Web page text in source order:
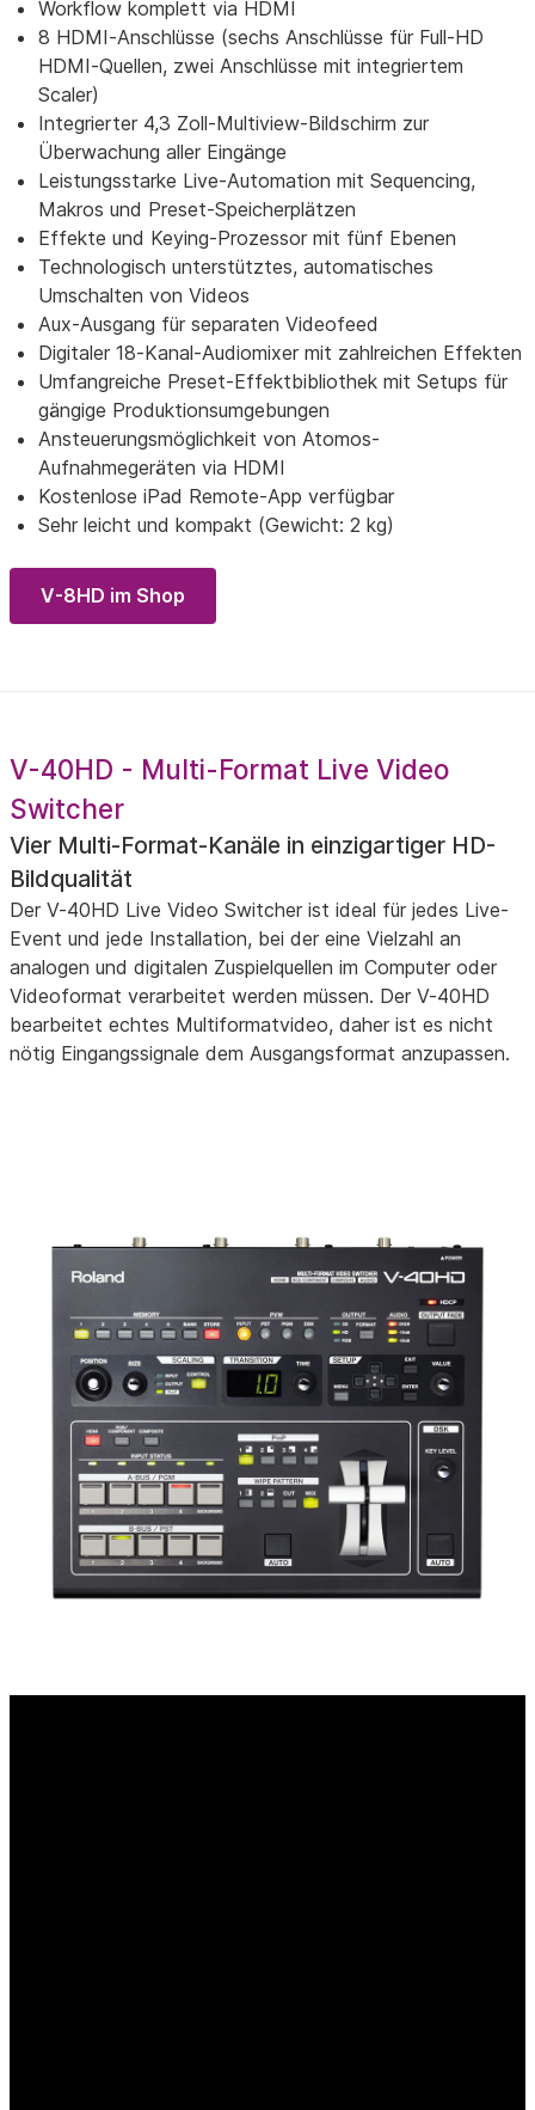
Workflow komplett via HDMI
8 HDMI-Anschlüsse (sechs Anschlüsse für Full-HD
HDMI-Quellen, zwei Anschlüsse mit integriertem
Scaler)
Integrierter 4,3 Zoll-Multiview-Bildschirm zur
Überwachung aller Eingänge
Leistungsstarke Live-Automation mit Sequencing,
Makros und Preset-Speicherplätzen
Effekte und Keying-Prozessor mit fünf Ebenen
Technologisch unterstütztes, automatisches
Umschalten von Videos
Aux-Ausgang für separaten Videofeed
Digitaler 18-Kanal-Audiomixer mit zahlreichen Effekten
Umfangreiche Preset-Effektbibliothek mit Setups für
gängige Produktionsumgebungen
Ansteuerungsmöglichkeit von Atomos-
Aufnahmegeräten via HDMI
Kostenlose iPad Remote-App verfügbar
Sehr leicht und kompakt (Gewicht: 2 kg)
V-8HD im Shop
V-40HD - Multi-Format Live Video
Switcher
Vier Multi-Format-Kanäle in einzigartiger HD-
Bildqualität
Der V-40HD Live Video Switcher ist ideal für jedes Live-
Event und jede Installation, bei der eine Vielzahl an
analogen und digitalen Zuspielquellen im Computer oder
Videoformat verarbeitet werden müssen. Der V-40HD
bearbeitet echtes Multiformatvideo, daher ist es nicht
nötig Eingangssignale dem Ausgangsformat anzupassen.